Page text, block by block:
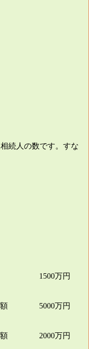
続人の数です。すな
険金 1500万円
評価額 5000万円
評価額 2000万円